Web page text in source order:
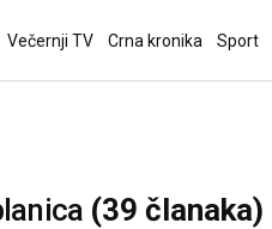
Večernji TV Crna kronika Sport
(39 članaka)